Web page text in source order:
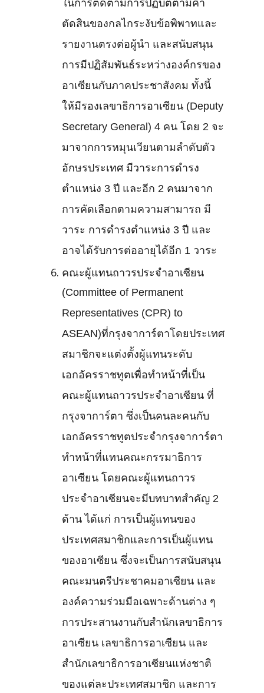
ในการติดตามการปฏิบัติตามคำ
ตัดสินของกลไกระงับข้อพิพาทและ
รายงานตรงต่อผู้นำ และสนับสนุน
การมีปฏิสัมพันธ์ระหว่างองค์กรของ
อาเซียนกับภาคประชาสังคม ทั้งนี้
ให้มีรองเลขาธิการอาเซียน (Deputy
Secretary General) 4 คน โดย 2 จะ
มาจากการหมุนเวียนตามลำดับตัว
อักษรประเทศ มีวาระการดำรง
ตำแหน่ง 3 ปี และอีก 2 คนมาจาก
การคัดเลือกตามความสามารถ มี
วาระ การดำรงตำแหน่ง 3 ปี และ
อาจได้รับการต่ออายุได้อีก 1 วาระ
คณะผู้แทนถาวรประจำอาเซียน
(Committee of Permanent
Representatives (CPR) to
ASEAN)ที่กรุงจาการ์ตาโดยประเทศ
สมาชิกจะแต่งตั้งผู้แทนระดับ
เอกอัครราชทูตเพื่อทำหน้าที่เป็น
คณะผู้แทนถาวรประจำอาเซียน ที่
กรุงจาการ์ตา ซึ่งเป็นคนละคนกับ
เอกอัครราชทูตประจำกรุงจาการ์ตา
ทำหน้าที่แทนคณะกรรมาธิการ
อาเซียน โดยคณะผู้แทนถาวร
ประจำอาเซียนจะมีบทบาทสำคัญ 2
ด้าน ได้แก่ การเป็นผู้แทนของ
ประเทศสมาชิกและการเป็นผู้แทน
ของอาเซียน ซึ่งจะเป็นการสนับสนุน
คณะมนตรีประชาคมอาเซียน และ
องค์ความร่วมมือเฉพาะด้านต่าง ๆ
การประสานงานกับสำนักเลขาธิการ
อาเซียน เลขาธิการอาเซียน และ
สำนักเลขาธิการอาเซียนแห่งชาติ
ของแต่ละประเทศสมาชิก และการ